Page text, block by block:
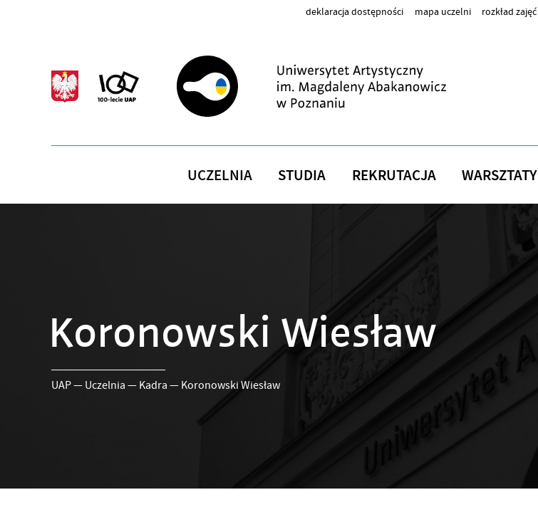
deklaracja dostępności mapa uczelni rozkład zajęć
UCZELNIA STUDIA REKRUTACJA WARSZTATY
Koronowski Wiesław
UAP— Uczelnia — Kadra — Koronowski Wiesław